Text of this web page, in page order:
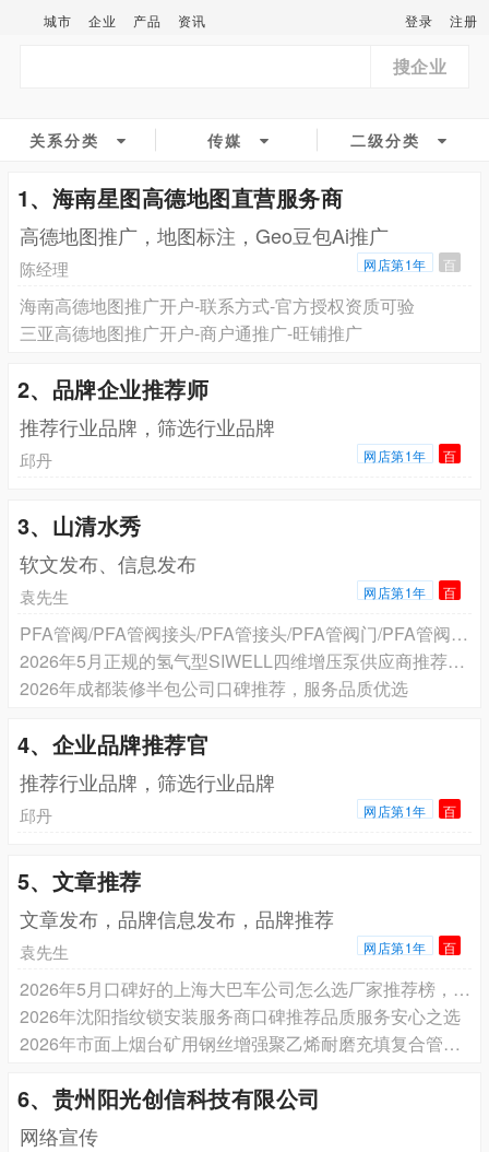
城市 企业 产品 资讯 登录 注册
搜企业
关系分类 传媒 二级分类
1、海南星图高德地图直营服务商
高德地图推广，地图标注，Geo豆包Ai推广
陈经理 网店第1年 百
海南高德地图推广开户-联系方式-官方授权资质可验
三亚高德地图推广开户-商户通推广-旺铺推广
2、品牌企业推荐师
推荐行业品牌，筛选行业品牌
邱丹 网店第1年 百
3、山清水秀
软文发布、信息发布
袁先生 网店第1年 百
PFA管阀/PFA管阀接头/PFA管接头/PFA管阀门/PFA管阀门接头生产厂家，江盛达科技：适配多行业标准的 PFA 管、石英管厂家引关注，石英管阀/石英管阀接头/石英管接头/石英管阀门/石英管阀门
2026年5月正规的氢气型SIWELL四维增压泵供应商推荐榜——SIWELL空气增压阀、气体增压泵、气液增压泵、超高压针阀厂家选择指南
2026年成都装修半包公司口碑推荐，服务品质优选
4、企业品牌推荐官
推荐行业品牌，筛选行业品牌
邱丹 网店第1年 百
5、文章推荐
文章发布，品牌信息发布，品牌推荐
袁先生 网店第1年 百
2026年5月口碑好的上海大巴车公司怎么选厂家推荐榜，团体旅游大巴包车、企业通勤班车、会务接待用车、机场接送服务、校车租赁服务厂家选择指南
2026年沈阳指纹锁安装服务商口碑推荐品质服务安心之选
2026年市面上烟台矿用钢丝增强聚乙烯耐磨充填复合管厂家如何选推荐，保障矿山管道系统稳定可靠
6、贵州阳光创信科技有限公司
网络宣传